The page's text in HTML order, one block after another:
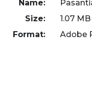
Name:
Size:
1.07 MB
Format:
Adobe